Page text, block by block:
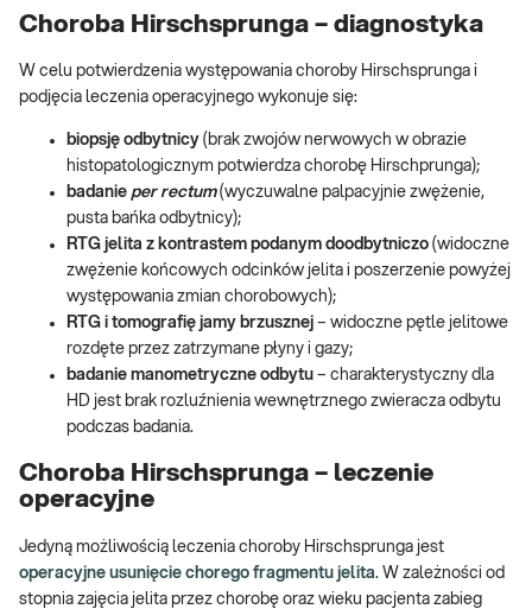
Choroba Hirschsprunga – diagnostyka
W celu potwierdzenia występowania choroby Hirschsprunga i
podjęcia leczenia operacyjnego wykonuje się:
biopsję odbytnicy (brak zwojów nerwowych w obrazie
histopatologicznym potwierdza chorobę Hirschprunga);
badanie per rectum(wyczuwalne palpacyjnie zwężenie,
pusta bańka odbytnicy);
RTG jelita z kontrastem podanym doodbytniczo (widoczne
zwężenie końcowych odcinków jelita i poszerzenie powyżej
występowania zmian chorobowych);
RTG i tomografię jamy brzusznej – widoczne pętle jelitowe
rozdęte przez zatrzymane płyny i gazy;
badanie manometryczne odbytu – charakterystyczny dla
HD jest brak rozluźnienia wewnętrznego zwieracza odbytu
podczas badania.
Choroba Hirschsprunga – leczenie
operacyjne
Jedyną możliwością leczenia choroby Hirschsprunga jest
operacyjne usunięcie chorego fragmentu jelita. W zależności od
stopnia zajęcia jelita przez chorobę oraz wieku pacjenta zabieg